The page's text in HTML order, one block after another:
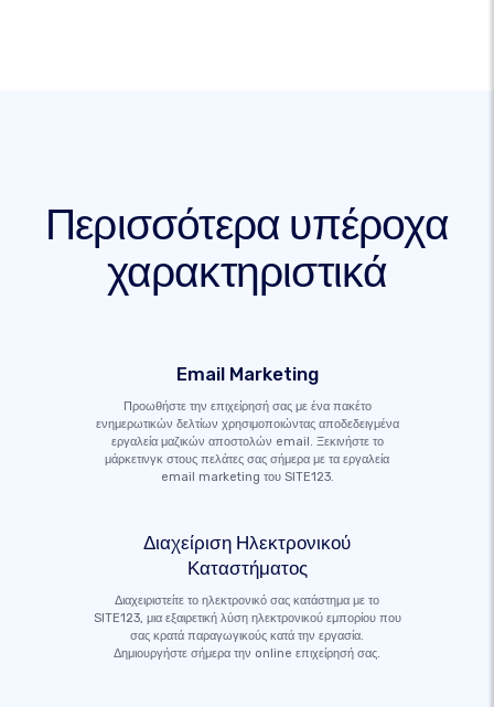
Περισσότερα υπέροχα
χαρακτηριστικά
Email Marketing
Προωθήστε την επιχείρησή σας με ένα πακέτο
ενημερωτικών δελτίων χρησιμοποιώντας αποδεδειγμένα
εργαλεία μαζικών αποστολών email. Ξεκινήστε το
μάρκετινγκ στους πελάτες σας σήμερα με τα εργαλεία
email marketing του SITE123.
Διαχείριση Ηλεκτρονικού
Καταστήματος
Διαχειριστείτε το ηλεκτρονικό σας κατάστημα με το
SITE123, μια εξαιρετική λύση ηλεκτρονικού εμπορίου που
σας κρατά παραγωγικούς κατά την εργασία.
Δημιουργήστε σήμερα την online επιχείρησή σας.